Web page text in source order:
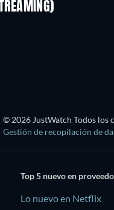
© 2026 JustWatch Todos los
Gestión de recopilación de
Top 5 nuevo en
Lo nuevo en Netflix